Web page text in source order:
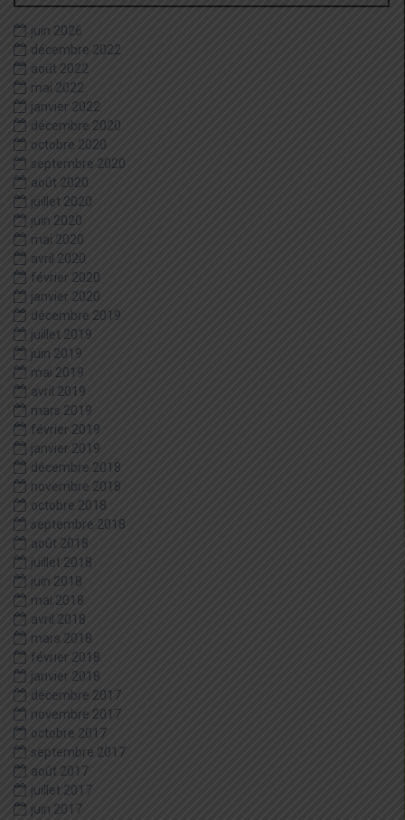
juin 2026
décembre 2022
août 2022
mai 2022
janvier 2022
décembre 2020
octobre 2020
septembre 2020
août 2020
juillet 2020
juin 2020
mai 2020
avril 2020
février 2020
janvier 2020
décembre 2019
juillet 2019
juin 2019
mai 2019
avril 2019
mars 2019
février 2019
janvier 2019
décembre 2018
novembre 2018
octobre 2018
septembre 2018
août 2018
juillet 2018
juin 2018
mai 2018
avril 2018
mars 2018
février 2018
janvier 2018
décembre 2017
novembre 2017
octobre 2017
septembre 2017
août 2017
juillet 2017
juin 2017